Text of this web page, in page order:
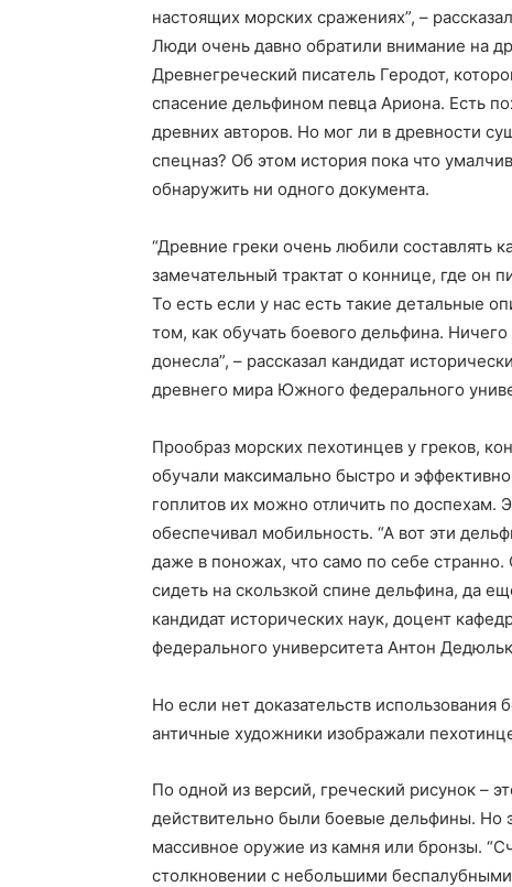
настоящих морских сражениях”, –
Люди очень давно обратили внимание на
Древнегреческий писатель Геродот,
спасение дельфином певца Ариона. Есть
древних авторов. Но мог ли в древности
спецназ? Об этом история пока что
обнаружить ни одного документа.
“Древние греки очень любили составлять
замечательный трактат о коннице, где он
То есть если у нас есть такие детальные
том, как обучать боевого дельфина.
донесла”, – рассказал кандидат
древнего мира Южного федерального
Прообраз морских пехотинцев у греков,
обучали максимально быстро и
гоплитов их можно отличить по доспехам.
обеспечивал мобильность. “А вот эти
даже в поножах, что само по себе
сидеть на скользкой спине дельфина, да
кандидат исторических наук, доцент
федерального университета Антон
Но если нет доказательств
античные художники изображали
По одной из версий, греческий рисунок –
действительно были боевые дельфины.
массивное оружие из камня или бронзы.
столкновении с небольшими